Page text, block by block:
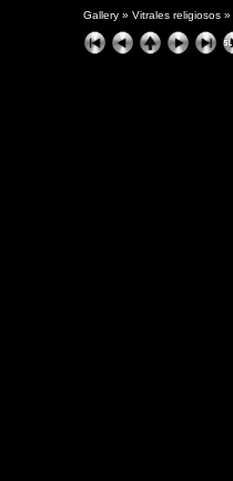
Gallery » Vitrales religiosos »